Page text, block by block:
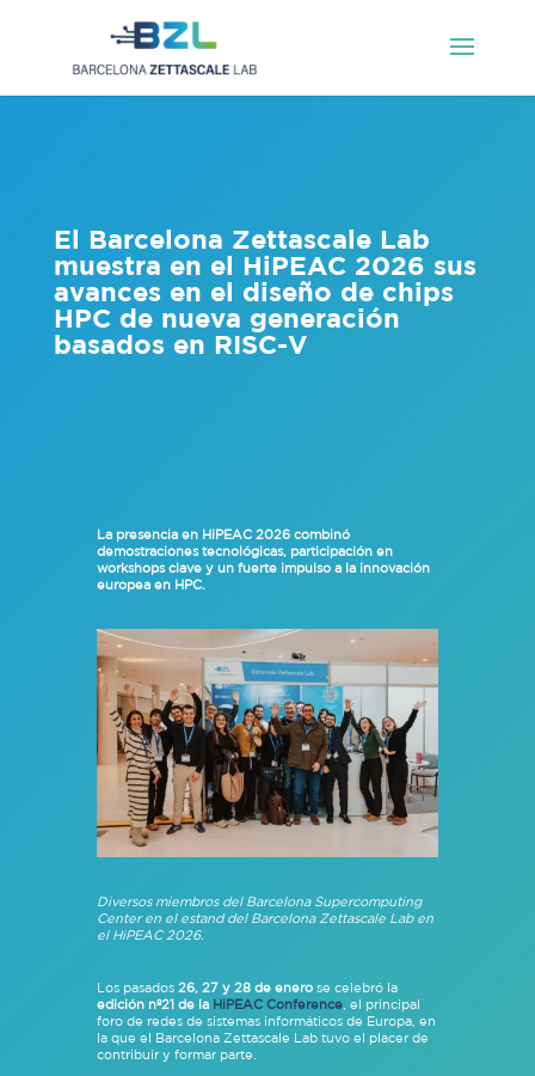
El Barcelona Zettascale Lab
muestra en el HiPEAC 2026 sus
avances en el diseño de chips
HPC de nueva generación
basados en RISC-V
La presencia en HiPEAC 2026 combinó
demostraciones tecnológicas, participación en
workshops clave y un fuerte impulso a la innovación
europea en HPC.
Diversos miembros del Barcelona Supercomputing
Center en el estand del Barcelona Zettascale Lab en
el HiPEAC 2026.
Los pasados 26, 27 y 28 de enerose celebró la
edición nº21 de la HiPEAC Conference, el principal
foro de redes de sistemas informáticos de Europa, en
la que el Barcelona Zettascale Lab tuvo el placer de
contribuir y formar parte.